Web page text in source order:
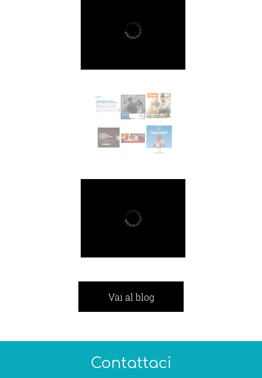
Malattie trasmesse da
MOSTRA
Assicurazione
Buona
MOSTRA
Vai al blog
Contattaci